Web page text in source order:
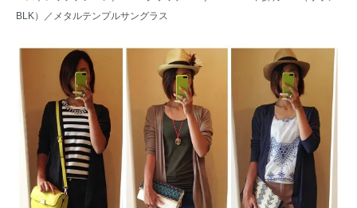
BLK）
／ メタルテンプルサングラス